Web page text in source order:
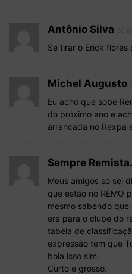
Antônio Silva
Se tirar o Erick flores
Michel Augusto
Eu acho que sobe
do próximo ano e
arrancada no Rexpa
Sempre Remista.
Meus amigos só sei
que estão no REMO
mesmo sabendo
era para o clube do
tabela de
expressão tem que
bola isso sim.
Curto e grosso.